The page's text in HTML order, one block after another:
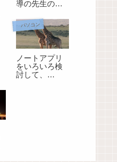
導の先生のお
版）
パソコン
ノートアプリ
をいろいろ検
討して、